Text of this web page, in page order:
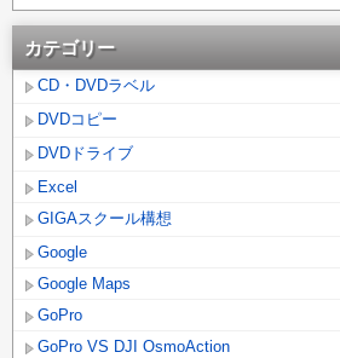
カテゴリー
CD・DVDラベル
DVDコピー
DVDドライブ
Excel
GIGAスクール構想
Google
Google Maps
GoPro
GoPro VS DJI OsmoAction